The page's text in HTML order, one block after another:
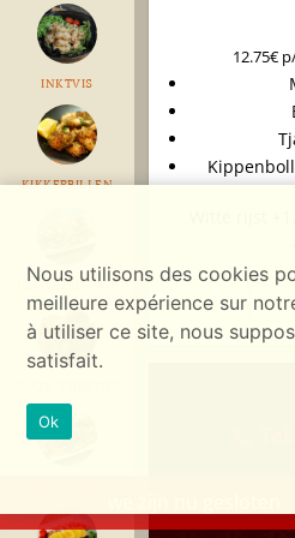
INKTVIS
KIKKERBILLEN
GEFILEERDE KIP
12.75€
+1
Nous utilisons des cookies
meilleure expérience sur
à utiliser ce site, nous
satisfait.
Ok